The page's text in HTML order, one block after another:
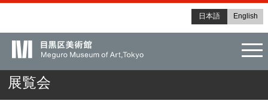
日本語 English
展覧会